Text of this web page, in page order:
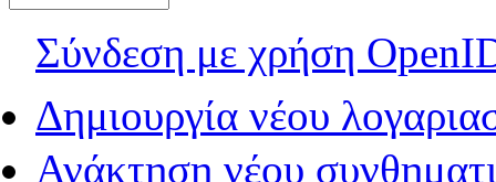
Σύνδεση με χρήση
Δημιουργία νέου
Ανάκτηση νέου